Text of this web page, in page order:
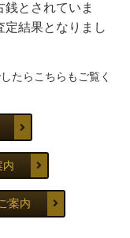
とされていま
定結果となりまし
たらこちらもご覧く
内
案内